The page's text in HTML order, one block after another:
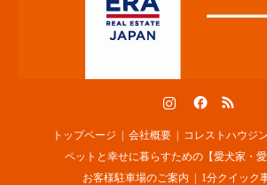
トップページ 会社概要
コレストハウジ
ペットと幸せに暮らすための【愛犬家・愛
お客様駐車場のご案内
1分クイック